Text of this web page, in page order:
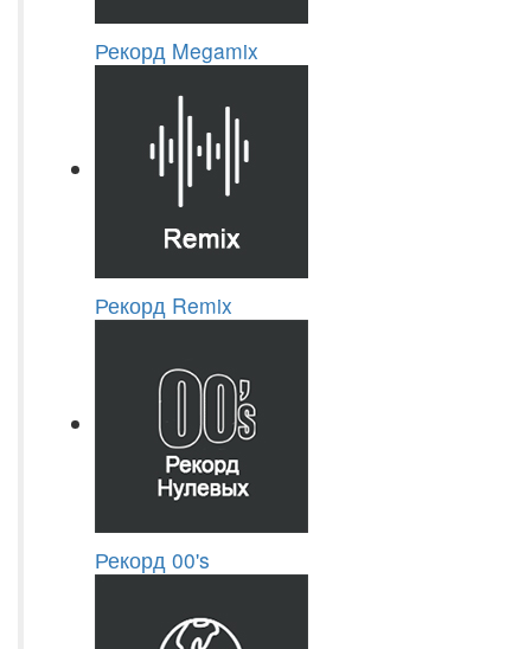
Рекорд Megamix
Рекорд Remix
Рекорд 00's